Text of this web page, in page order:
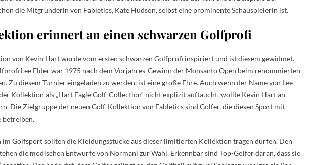
die Mitgründerin von Fabletics, Kate Hudson, selbst eine prominente Schauspielerin ist.
erinnert an einen schwarzen Golfprofi
von Kevin Hart wurde vom ersten schwarzen Golfprofi inspiriert und ist diesem gewidmet.
Lee Elder war 1975 nach dem Vorjahres-Gewinn der Monsanto Open beim renommierten
Zu diesem Turnier eingeladen zu werden, ist eine große Ehre. Auch wenn der Name von Lee
Kollektion als „Hart Eagle Golf-Collection“ nicht explizit auftaucht, wollte Kevin Hart an
Die Zielgruppe der neuen Golf-Kollektion von Fabletics sind Golfer, die diesen Sport mit
betreiben.
im Golfsport sollten die Kleidungsstücke aus dieser limitierten Kollektion tragen dürfen. Den
die modischen Entwürfe von Normani zur Wahl. Erkennbar sind Top-Golfer daran, dass sie